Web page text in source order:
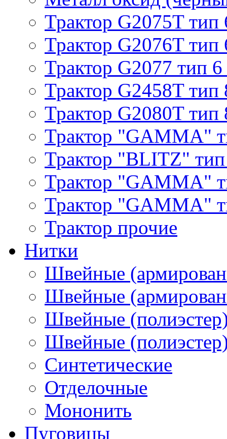
Трактор G2075T тип
Трактор G2076T тип
Трактор G2077 тип 6
Трактор G2458T тип
Трактор G2080T тип
Трактор "GAMMA"
Трактор "BLITZ"
Трактор "GAMMA"
Трактор "GAMMA"
Трактор прочие
Нитки
Швейные
Швейные
Швейные
Швейные
Синтетические
Отделочные
Мононить
Пуговицы